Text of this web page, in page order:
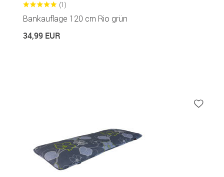
(1)
Bankauflage 120 cm Rio grün
34,99 EUR